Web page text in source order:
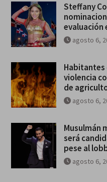
Steffany
evaluación
agosto 6,
violencia
de
agosto 6,
Musulmán
será
pese al
agosto 6,